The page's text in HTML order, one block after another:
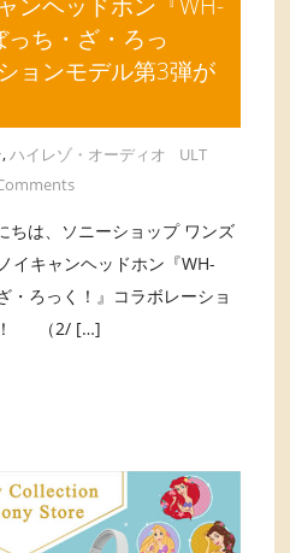
ち・ざ・ろっ
ョンモデル第3弾が
,ハイレゾ・オーディオ
ULT
は、ソニーショップ ワンズ
イキャンヘッドホン『WH-
・ろっく！』コラボレーショ
！ （2/ […]